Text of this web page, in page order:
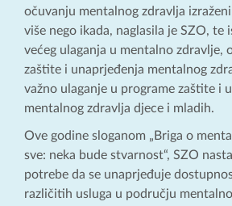
očuvanju mentalnog zdravlja
više nego ikada, naglasila je SZO, te
većeg ulaganja u mentalno zdravlje,
zaštite i unaprjeđenja mentalnog
važno ulaganje u programe zaštite i
mentalnog zdravlja djece i mladih.
Ove godine sloganom „Briga o
sve: neka bude stvarnost“, SZO
potrebe da se unaprjeđuje
različitih usluga u području